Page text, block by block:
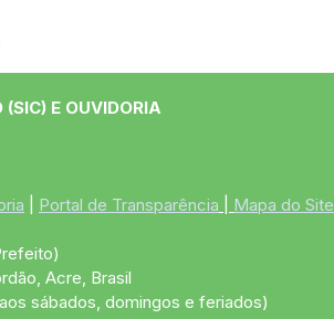
E OUVIDORIA
Portal de Transparência Mapa do Site
Acre, Brasil
sábados, domingos e feriados)